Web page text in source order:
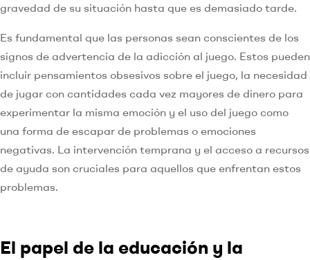
gravedad de su situación hasta que es demasiado tarde.
Es fundamental que las personas sean conscientes de los
signos de advertencia de la adicción al juego. Estos pueden
incluir pensamientos obsesivos sobre el juego, la necesidad
de jugar con cantidades cada vez mayores de dinero para
experimentar la misma emoción y el uso del juego como
una forma de escapar de problemas o emociones
negativas. La intervención temprana y el acceso a recursos
de ayuda son cruciales para aquellos que enfrentan estos
problemas.
El papel de la educación y la